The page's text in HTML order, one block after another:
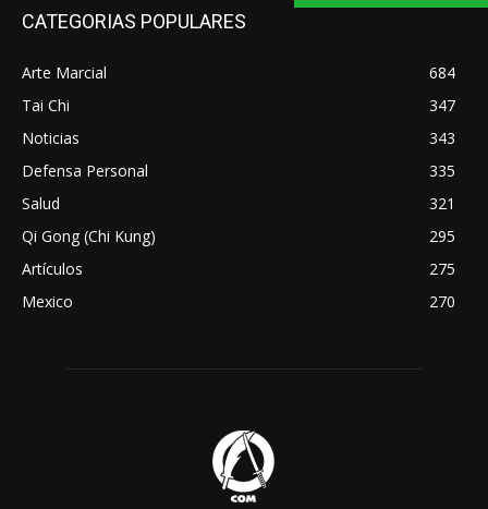
CATEGORIAS POPULARES
Arte Marcial
684
Tai Chi
347
Noticias
343
Defensa Personal
335
Salud
321
Qi Gong (Chi Kung)
295
Artículos
275
Mexico
270